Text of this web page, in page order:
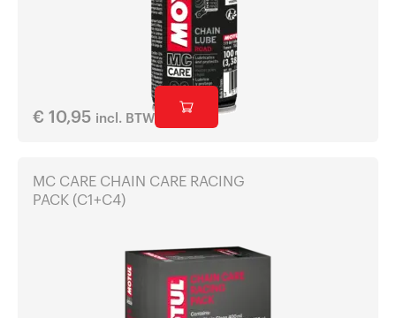
€ 10,95 incl. BTW
MC CARE CHAIN CARE RACING
PACK (C1+C4)